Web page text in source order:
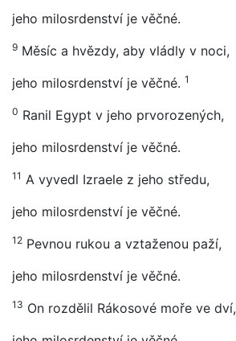
jeho milosrdenství je věčné.
9 Měsíc a hvězdy, aby vládly v noci,
jeho milosrdenství je věčné. 1
0 Ranil Egypt v jeho prvorozených,
jeho milosrdenství je věčné.
11 A vyvedl Izraele z jeho středu,
jeho milosrdenství je věčné.
12 Pevnou rukou a vztaženou paží,
jeho milosrdenství je věčné.
13 On rozdělil Rákosové moře ve dví,